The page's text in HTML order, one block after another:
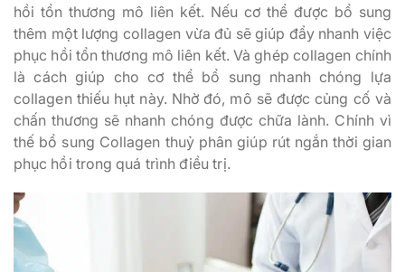
hồi tổn thương mô liên kết. Nếu cơ thể được bổ sung
thêm một lượng collagen vừa đủ sẽ giúp đẩy nhanh việc
phục hồi tổn thương mô liên kết. Và ghép collagen chính
là cách giúp cho cơ thể bổ sung nhanh chóng lựa
collagen thiếu hụt này. Nhờ đó, mô sẽ được củng cố và
chấn thương sẽ nhanh chóng được chữa lành. Chính vì
thế bổ sung Collagen thuỷ phân giúp rút ngắn thời gian
phục hồi trong quá trình điều trị.